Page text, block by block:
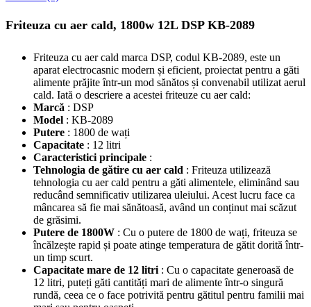
Friteuza cu aer cald, 1800w 12L DSP KB-2089
Friteuza cu aer cald marca DSP, codul KB-2089, este un
aparat electrocasnic modern și eficient, proiectat pentru a găti
alimente prăjite într-un mod sănătos și convenabil utilizat aerul
cald. Iată o descriere a acestei friteuze cu aer cald:
Marcă : DSP
Model : KB-2089
Putere : 1800 de wați
Capacitate : 12 litri
Caracteristici principale :
Tehnologia de gătire cu aer cald : Friteuza utilizează
tehnologia cu aer cald pentru a găti alimentele, eliminând sau
reducând semnificativ utilizarea uleiului. Acest lucru face ca
mâncarea să fie mai sănătoasă, având un conținut mai scăzut
de grăsimi.
Putere de 1800W : Cu o putere de 1800 de wați, friteuza se
încălzește rapid și poate atinge temperatura de gătit dorită într-
un timp scurt.
Capacitate mare de 12 litri : Cu o capacitate generoasă de
12 litri, puteți găti cantități mari de alimente într-o singură
rundă, ceea ce o face potrivită pentru gătitul pentru familii mai